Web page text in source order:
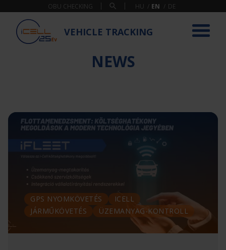
OBU CHECKING
VEHICLE TRACKING
NEWS
GPS NYOMKÖVETÉS
ICELL
JÁRMŰKÖVETÉS
ÜZEMANYAG-KONTROLL